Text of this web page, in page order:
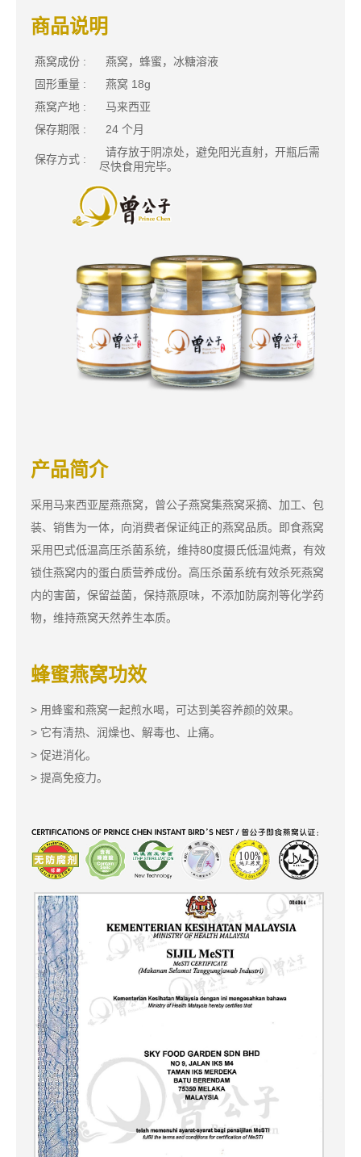
商品说明
燕窝成份 :
燕窝，蜂蜜，冰糖溶液
固形重量 :
燕窝 18g
燕窝产地 :
马来西亚
保存期限 :
24 个月
保存方式 :
请存放于阴凉处，避免阳光直射，开瓶后需
尽快食用完毕。
产品简介
采用马来西亚屋燕燕窝，曾公子燕窝集燕窝采摘、加工、包
装、销售为一体，向消费者保证纯正的燕窝品质。即食燕窝
采用巴式低温高压杀菌系统，维持80度摄氏低温炖煮，有效
锁住燕窝内的蛋白质营养成份。高压杀菌系统有效杀死燕窝
内的害菌，保留益菌，保持燕原味，不添加防腐剂等化学药
物，维持燕窝天然养生本质。
蜂蜜燕窝功效
> 用蜂蜜和燕窝一起煎水喝，可达到美容养颜的效果。
> 它有清热、润燥也、解毒也、止痛。
> 促进消化。
> 提高免疫力。